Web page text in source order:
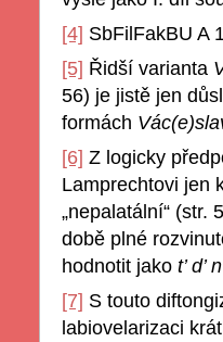
[4] SbFilFakBU A
[5] Řidší varianta
56) je jistě jen
formách
[6] Z logicky
Lamprechtovi jen
„nepalatální“ (str.
době plné
hodnotit jako t’ d’
[7] S touto
labiovelarizaci